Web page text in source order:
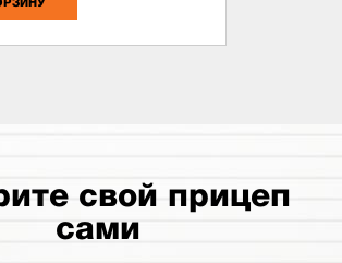
свой прицеп
сами